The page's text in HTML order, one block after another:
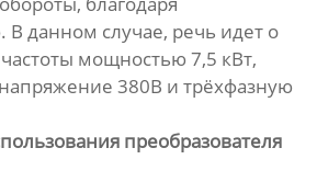
В данном случае, речь идет о
мощностью 7,5 кВт,
380В и трёхфазную
преобразователя